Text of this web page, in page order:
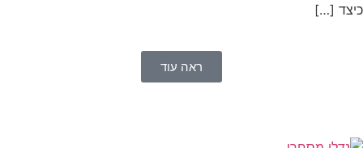
[…]
ראה עוד